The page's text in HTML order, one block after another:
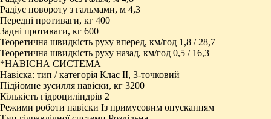
Радіус повороту з гальмами, м 4,3
Передні противаги, кг 400
Задні противаги, кг 600
Теоретична швидкість руху вперед, км/год 1,8 / 28,7
Теоретична швидкість руху назад, км/год 0,5 / 16,3
*НАВІСНА СИСТЕМА
Навіска: тип / категорія Клас II, 3-точковий
Підйомне зусилля навіски, кг 3200
Кількість гідроциліндрів 2
Режими роботи навіски Із примусовим опусканням